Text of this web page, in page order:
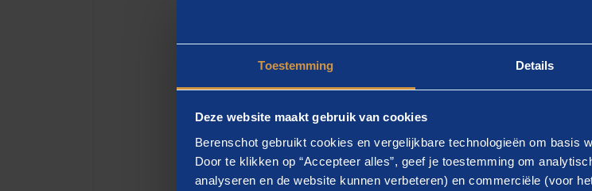
Toestemming Details
Deze website maakt gebruik van cookies
Berenschot gebruikt cookies en vergelijkbare technologieën om basis
Door te klikken op “Accepteer alles”, geef je toestemming om
analyseren en de website kunnen verbeteren) en commerciële (voor
maar diepgaande analyse van beschikbare
oefenorganisatie. Het belangrijkste doel
Doordat verschillende (vitale) sectoren en
weken voorafgaand aan de oefening nog
(deel)oefeningen beschikbaar. Dat, in